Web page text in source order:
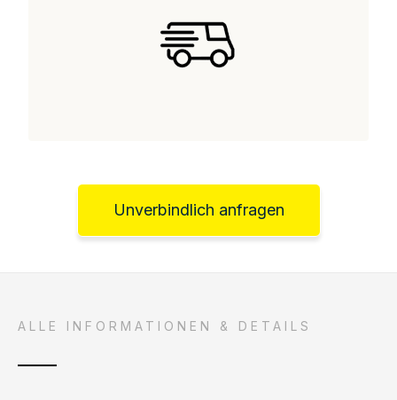
Unverbindlich anfragen
ALLE INFORMATIONEN & DETAILS